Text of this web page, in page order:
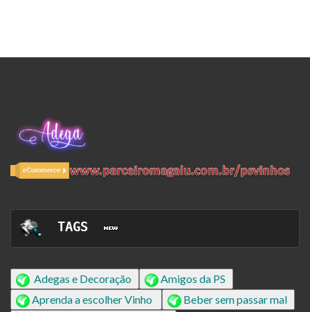
TAGS
Adegas e Decoração
Amigos da PS
Aprenda a escolher Vinho
Beber sem passar mal